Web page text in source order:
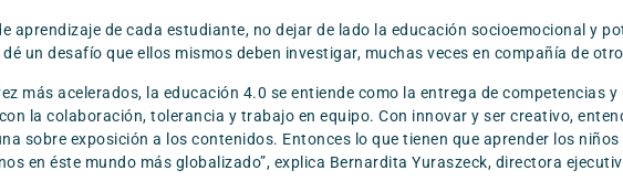
de cada estudiante, no dejar de lado la educación socioemocional y
un desafío que ellos mismos deben investigar, muchas veces en compañía de
más acelerados, la educación 4.0 se entiende como la entrega de competencias
la colaboración, tolerancia y trabajo en equipo. Con innovar y ser creativo,
sobre exposición a los contenidos. Entonces lo que tienen que aprender los
en éste mundo más globalizado”, explica Bernardita Yuraszeck, directora